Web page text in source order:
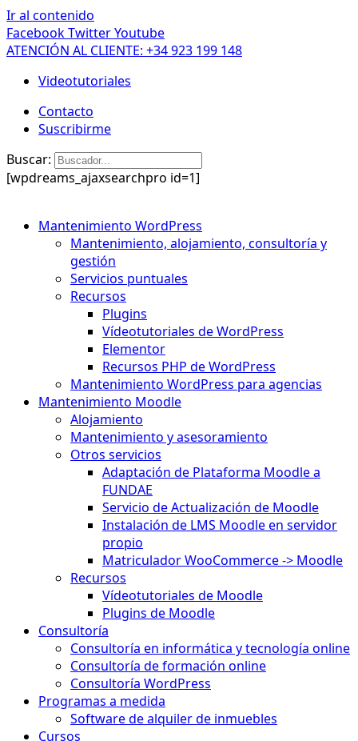
Ir al contenido
FacebookTwitterYoutube
ATENCIÓN AL CLIENTE: +34 923 199 148
Videotutoriales
Contacto
Suscribirme
Buscar:
[wpdreams_ajaxsearchpro id=1]
Mantenimiento WordPress
Mantenimiento, alojamiento, consultoría y
gestión
Servicios puntuales
Recursos
Plugins
Vídeotutoriales de WordPress
Elementor
Recursos PHP de WordPress
Mantenimiento WordPress para agencias
Mantenimiento Moodle
Alojamiento
Mantenimiento y asesoramiento
Otros servicios
Adaptación de Plataforma Moodle a
FUNDAE
Servicio de Actualización de Moodle
Instalación de LMS Moodle en servidor
propio
Matriculador WooCommerce -> Moodle
Recursos
Vídeotutoriales de Moodle
Plugins de Moodle
Consultoría
Consultoría en informática y tecnología online
Consultoría de formación online
Consultoría WordPress
Programas a medida
Software de alquiler de inmuebles
Cursos